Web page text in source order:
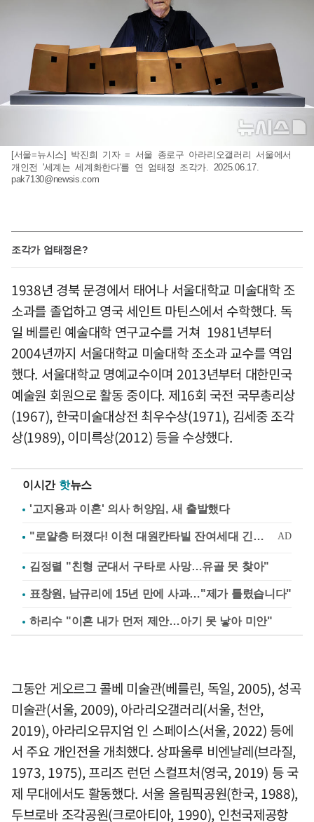
[서울=뉴시스] 박진희 기자 = 서울 종로구 아라리오갤러리 서울에서
개인전 '세계는 세계화한다'를 연 엄태정 조각가. 2025.06.17.
pak7130@newsis.com
조각가 엄태정은?
1938년 경북 문경에서 태어나 서울대학교 미술대학 조
소과를 졸업하고 영국 세인트 마틴스에서 수학했다. 독
일 베를린 예술대학 연구교수를 거쳐 1981년부터
2004년까지 서울대학교 미술대학 조소과 교수를 역임
했다. 서울대학교 명예교수이며 2013년부터 대한민국
예술원 회원으로 활동 중이다. 제16회 국전 국무총리상
(1967), 한국미술대상전 최우수상(1971), 김세중 조각
상(1989), 이미륵상(2012) 등을 수상했다.
이시간 핫뉴스
'고지용과 이혼' 의사 허양임, 새 출발했다
김정렬 "친형 군대서 구타로 사망…유골 못 찾아"
표창원, 남규리에 15년 만에 사과…"제가 틀렸습니다"
하리수 "이혼 내가 먼저 제안…아기 못 낳아 미안"
그동안 게오르그 콜베 미술관(베를린, 독일, 2005), 성곡
미술관(서울, 2009), 아라리오갤러리(서울, 천안,
2019), 아라리오뮤지엄 인 스페이스(서울, 2022) 등에
서 주요 개인전을 개최했다. 상파울루 비엔날레(브라질,
1973, 1975), 프리즈 런던 스컬프처(영국, 2019) 등 국
제 무대에서도 활동했다. 서울 올림픽공원(한국, 1988),
두브로바 조각공원(크로아티아, 1990), 인천국제공항